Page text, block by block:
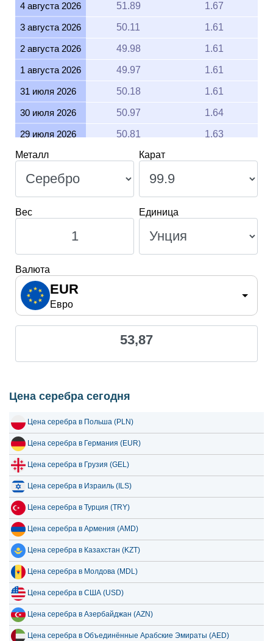
4 августа 2026 51.89 1.67
3 августа 2026 50.11 1.61
2 августа 2026 49.98 1.61
1 августа 2026 49.97 1.61
31 июля 2026 50.18 1.61
30 июля 2026 50.97 1.64
29 июля 2026 50.81 1.63
28 июля 2026 50.14
27 июля 2026 51.45
26 июля 2026 51.14 1.64
25 июля 2026 51.13 1.64
24 июля 2026
22 июля 2026
21 июля 2026
20 июля 2026 49.73 1.60
48.87
17 июля 2026
15 июля 2026 50.26 1.62
14 июля 2026 51.48 1.66
13 июля 2026 50.34 1.62
12 июля 2026 52.26 1.68
11 июля 2026 52.30 1.68
10 июля 2026 52.15 1.68
9 июля 2026 52.82 1.70
8 июля 2026 50.90 1.64
Металл Карат
Вес Единица
Валюта
EUR
Евро
53,87
Цена серебра сегодня
Цена серебра в Польша (PLN)
Цена серебра в Германия (EUR)
Цена серебра в Грузия (GEL)
Цена серебра в Израиль (ILS)
Цена серебра в Турция (TRY)
Цена серебра в Армения (AMD)
Цена серебра в Казахстан (KZT)
Цена серебра в Молдова (MDL)
Цена серебра в США (USD)
Цена серебра в Азербайджан (AZN)
Цена серебра в Объединённые Арабские Эмираты (AED)